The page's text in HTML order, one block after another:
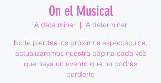
On el Musical
A determinar
  |
A determinar
No te pierdas los próximos espectáculos,
actualizaremos nuestra página cada vez
que haya un evento que no podrás
perderte